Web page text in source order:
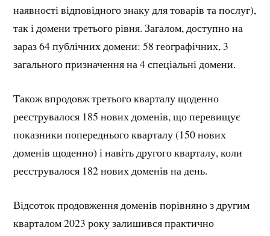
наявності відповідного знаку для товарів та послуг),
так і домени третього рівня. Загалом, доступно на
зараз 64 публічних домени: 58 географічних, 3
загального призначення на 4 спеціальні домени.
Також впродовж третього кварталу щоденно
реєструвалося 185 нових доменів, що перевищує
показники попереднього кварталу (150 нових
доменів щоденно) і навіть другого кварталу, коли
реєструвалося 182 нових доменів на день.
Відсоток продовження доменів порівняно з другим
кварталом 2023 року залишився практично